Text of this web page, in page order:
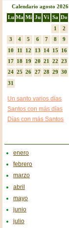
Calendario agosto 2026
Lu Ma Mi Ju Vi Sa Do
1
2
3
4 5 6 7 8
9
10
11 12 13 14 15
16
17 18 19 20 21 22
23
24 25 26 27 28 29
30
31
Un santo varios días
Santos con más días
Días con más Santos
enero
febrero
marzo
abril
mayo
junio
julio